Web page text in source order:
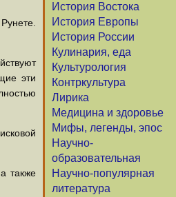
История Востока
История Европы
История России
Кулинария, еда
Культурология
Контркультура
Лирика
Медицина и здоровье
Мифы, легенды, эпос
Научно-
образовательная
Научно-популярная
литература
эти
также